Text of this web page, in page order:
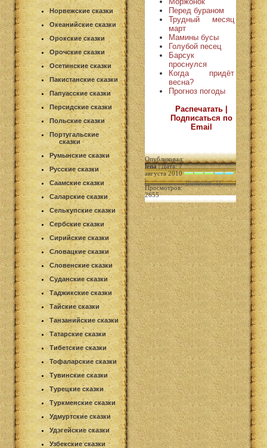
Норвежские сказки
Океанийские сказки
Орокские сказки
Орочские сказки
Осетинские сказки
Пакистанские сказки
Папуасские сказки
Персидские сказки
Польские сказки
Португальские
сказки
Румынские сказки
Русские сказки
Саамские сказки
Саларские сказки
Селькупские сказки
Сербские сказки
Сирийские сказки
Словацкие сказки
Словенские сказки
Суданские сказки
Таджикские сказки
Тайские сказки
Танзанийские сказки
Татарские сказки
Тибетские сказки
Тофаларские сказки
Тувинские сказки
Турецкие сказки
Туркменские сказки
Удмуртские сказки
Удэгейские сказки
Узбекские сказки
Перед бураном
Трудный месяц
март
Мамины бусы
Голубой песец
Барсук
проснулся
Когда придёт
весна?
Прогноз погоды
Распечатать |
Подписаться по
Email
Опубликовал:
lena| Дата: 7
августа 2010
|
Просмотров:
2655
(голосов: 1)